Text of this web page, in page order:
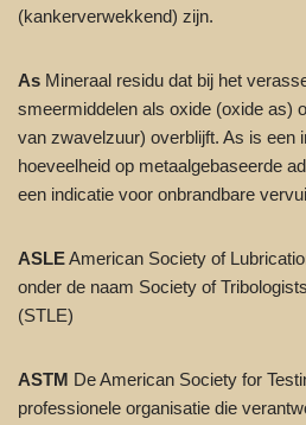
(kankerverwekkend) zijn.
As Mineraal residu dat bij het
smeermiddelen als oxide (oxide as)
van zwavelzuur) overblijft. As is een
hoeveelheid op metaalgebaseerde
een indicatie voor onbrandbare
ASLEAmerican Society of
onder de naam Society of
(STLE)
ASTM De American Society for
professionele organisatie die